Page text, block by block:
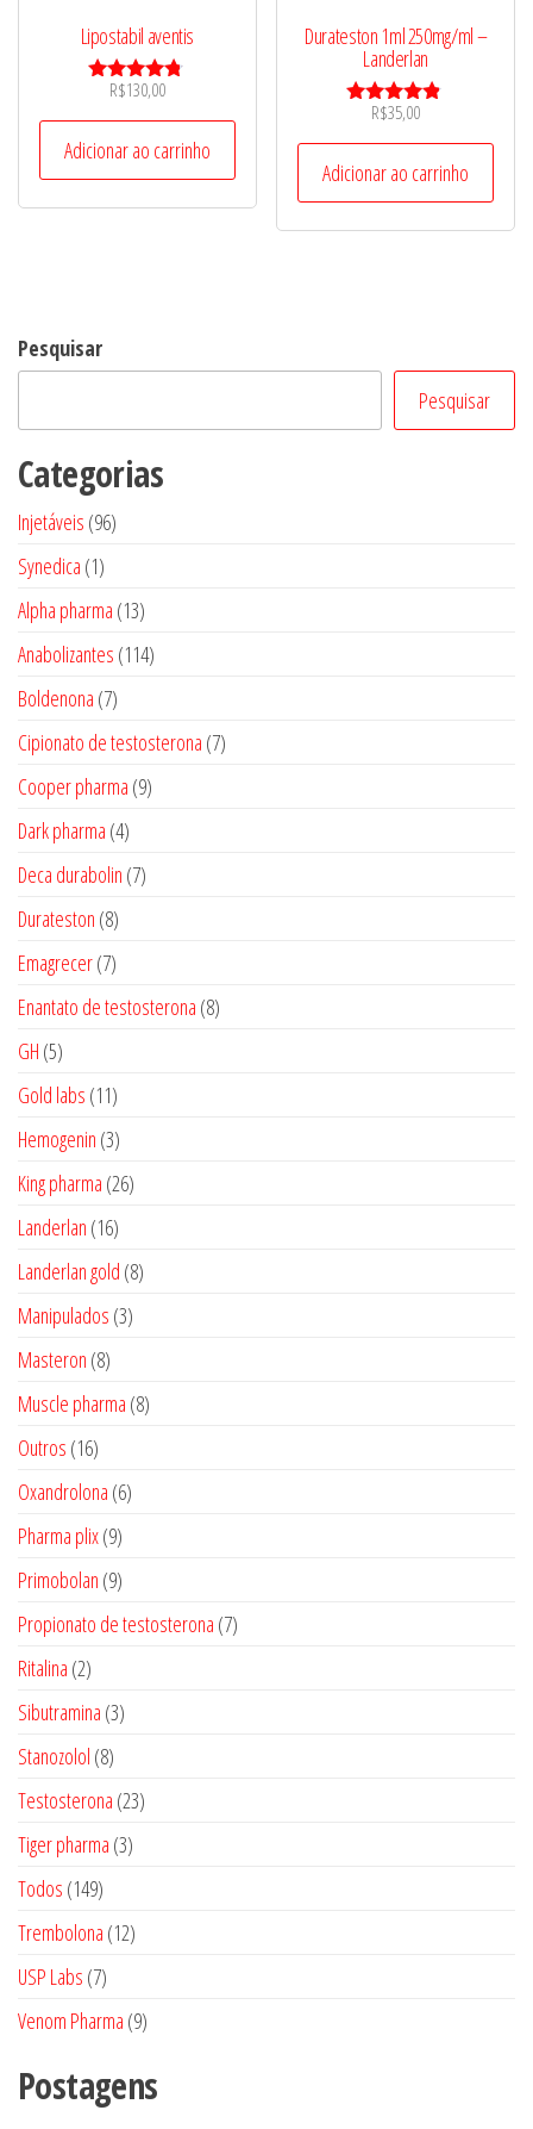
Lipostabil aventis
Avaliação
R$130,00
Adicionar ao carrinho
Durateston 1ml 250mg/ml –
Landerlan
Avaliação
R$35,00
Adicionar ao carrinho
Pesquisar
Pesquisar
Categorias
Injetáveis 9696
Synedica 11
produto
Alpha pharma 1313
produtos
Anabolizantes 114114
Boldenona 77
produtos
Cipionato de testosterona 77
Cooper pharma 99
Dark pharma 44
produtos
Deca durabolin 77
Durateston 88
produtos
Emagrecer 77
produtos
Enantato de testosterona 88
GH 55
produtos
Gold labs 1111
produtos
Hemogenin 33
produtos
King pharma 2626
Landerlan 1616
produtos
Landerlan gold 88
Manipulados 33
Masteron 88
produtos
Muscle pharma 88
Outros 1616
produtos
Oxandrolona 66
Pharma plix 99
produtos
Primobolan 99
produtos
Propionato de testosterona 77
Ritalina 22
produtos
Sibutramina 33
Stanozolol 88
produtos
Testosterona 2323
Tiger pharma 33
Todos 149149
produtos
Trembolona 1212
USP Labs 77
produtos
Venom Pharma 99
Postagens